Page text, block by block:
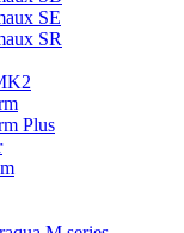
SE
SR
Plus